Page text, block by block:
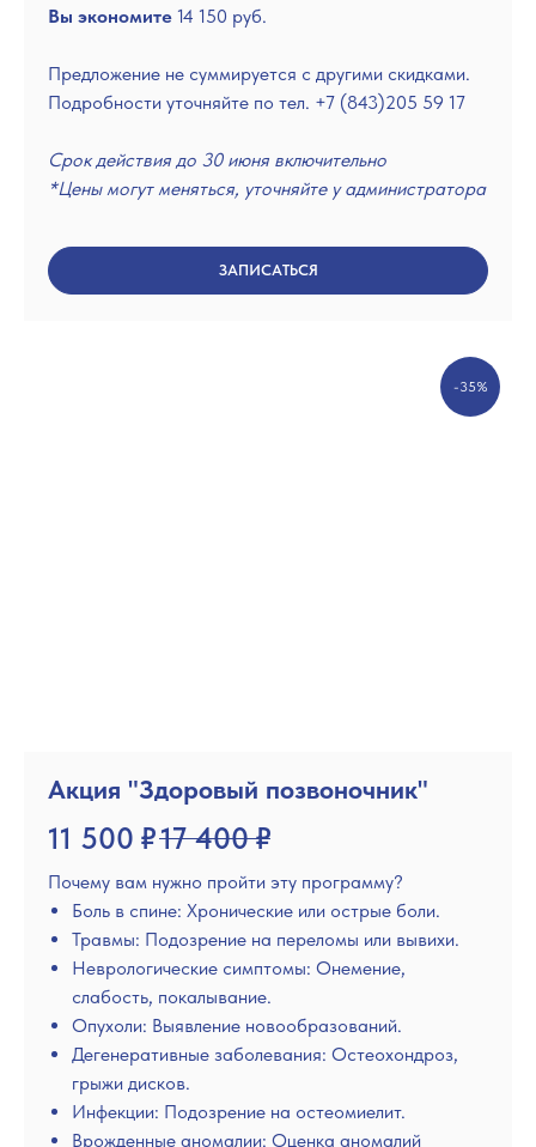
Вы экономите 14 150 руб.
Предложение не суммируется с другими скидками.
Подробности уточняйте по тел. +7 (843)205 59 17
Срок действия до 30 июня включительно
*Цены могут меняться, уточняйте у администратора
ЗАПИСАТЬСЯ
-35%
Акция "Здоровый позвоночник"
11 500 ₽17 400₽
Почему вам нужно пройти эту программу?
Боль в спине: Хронические или острые боли.
Травмы: Подозрение на переломы или вывихи.
Неврологические симптомы: Онемение,
слабость, покалывание.
Опухоли: Выявление новообразований.
Дегенеративные заболевания: Остеохондроз,
грыжи дисков.
Инфекции: Подозрение на остеомиелит.
Врожденные аномалии: Оценка аномалий